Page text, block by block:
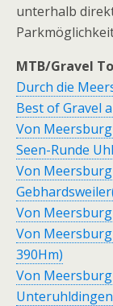
unterhalb
MTB/Gravel
Durch die
Best of Gravel
Von
Seen-Runde
Von
Von Meersburg
Von
390Hm)
Von